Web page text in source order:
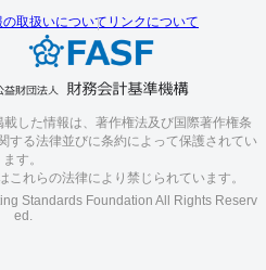
取扱いについて リンクについて
した情報は、著作権法及び国際著作権条
する法律並びに条約によって保護されてい
ます。
れらの法律により禁じられています。
Standards Foundation All Rights Reserv
ed.